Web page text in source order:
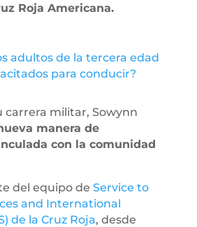
Roja Americana.
adultos de la tercera edad
para conducir?
carrera militar, Sowynn
manera de
con la comunidad
del equipo de Service to
and International
de la Cruz Roja, desde